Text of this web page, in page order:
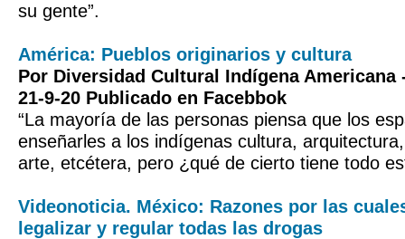
su gente”.
América: Pueblos originarios y cultura
Por Diversidad Cultural Indígena Americana
21-9-20 Publicado en Facebbok
“La mayoría de las personas piensa que los
enseñarles a los indígenas cultura,
arte, etcétera, pero ¿qué de cierto tiene todo
Videonoticia. México: Razones por las
legalizar y regular todas las drogas